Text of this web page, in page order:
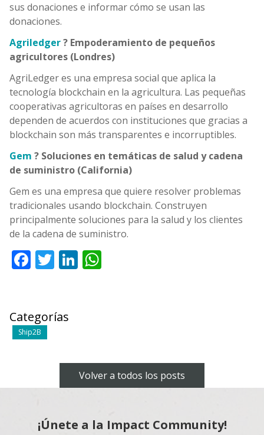
sus donaciones e informar cómo se usan las
donaciones.
Agriledger? Empoderamiento de pequeños
agricultores (Londres)
AgriLedger es una empresa social que aplica la
tecnología blockchain en la agricultura. Las pequeñas
cooperativas agricultoras en países en desarrollo
dependen de acuerdos con instituciones que gracias a
blockchain son más transparentes e incorruptibles.
Gem ? Soluciones en temáticas de salud y cadena
de suministro (California)
Gem es una empresa que quiere resolver problemas
tradicionales usando blockchain. Construyen
principalmente soluciones para la salud y los clientes
de la cadena de suministro.
Facebook
TwitterLinkedIn
Categorías
Ship2B
Volver a todos los posts
¡Únete a la Impact Community!